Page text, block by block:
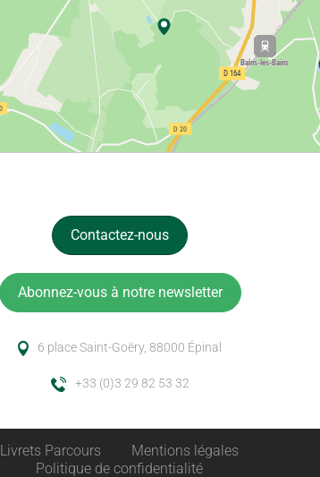
Contactez-nous
Abonnez-vous à notre newsletter
6 place Saint-Goëry, 88000 Épinal
+33 (0)3 29 82 53 32
Livrets Parcours
Mentions légales
Politique de confidentialité